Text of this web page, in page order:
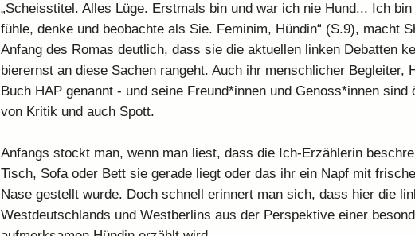
„Scheisstitel. Alles Lüge. Erstmals bin und war ich nie Hund... Ich
fühle, denke und beobachte als Sie. Feminim, Hündin“ (S.9), macht
Anfang des Romas deutlich, dass sie die aktuellen linken Debatten
bierernst an diese Sachen rangeht. Auch ihr menschlicher Begleiter,
Buch HAP genannt - und seine Freund*innen und Genoss*innen sind
von Kritik und auch Spott.
Anfangs stockt man, wenn man liest, dass die Ich-Erzählerin
Tisch, Sofa oder Bett sie gerade liegt oder das ihr ein Napf mit
Nase gestellt wurde. Doch schnell erinnert man sich, dass hier die
Westdeutschlands und Westberlins aus der Perspektive einer